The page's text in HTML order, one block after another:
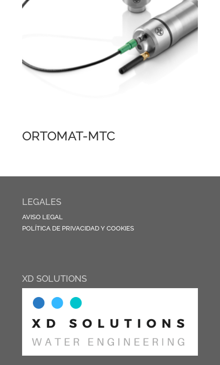
ORTOMAT-MTC
LEGALES
AVISO LEGAL
POLÍTICA DE PRIVACIDAD Y COOKIES
XD SOLUTIONS